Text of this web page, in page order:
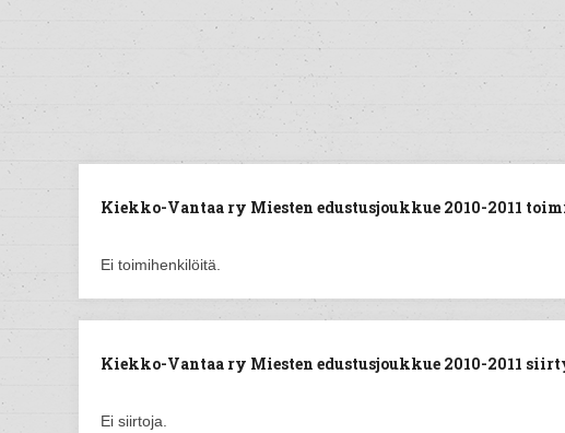
Kiekko-Vantaa ry Miesten edustusjoukkue 2010-2011
Ei toimihenkilöitä.
Kiekko-Vantaa ry Miesten edustusjoukkue 2010-2011
Ei siirtoja.